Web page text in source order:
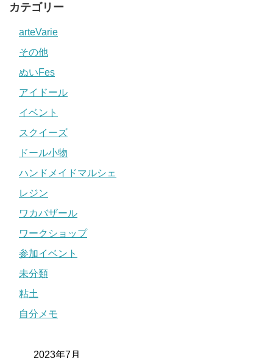
カテゴリー
arteVarie
その他
ぬいFes
アイドール
イベント
スクイーズ
ドール小物
ハンドメイドマルシェ
レジン
ワカバザール
ワークショップ
参加イベント
未分類
粘土
自分メモ
2023年7月